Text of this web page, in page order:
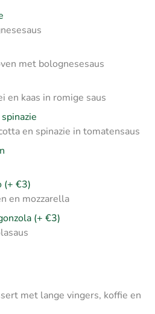
met bolognesesaus
en kaas in romige saus
en spinazie in tomatensaus
(+ €3)
en mozzarella
(+ €3)
met lange vingers, koffie en